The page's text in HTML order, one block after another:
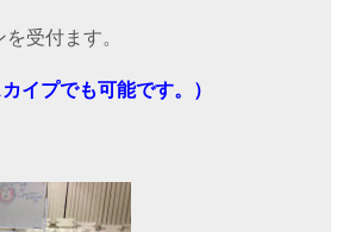
受付ます。
イプでも可能です。）